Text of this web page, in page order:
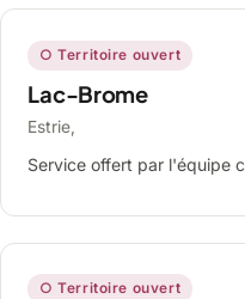
○ Territoire ouvert
Lac-Brome
Estrie,
Service offert par l'équipe
○ Territoire ouvert